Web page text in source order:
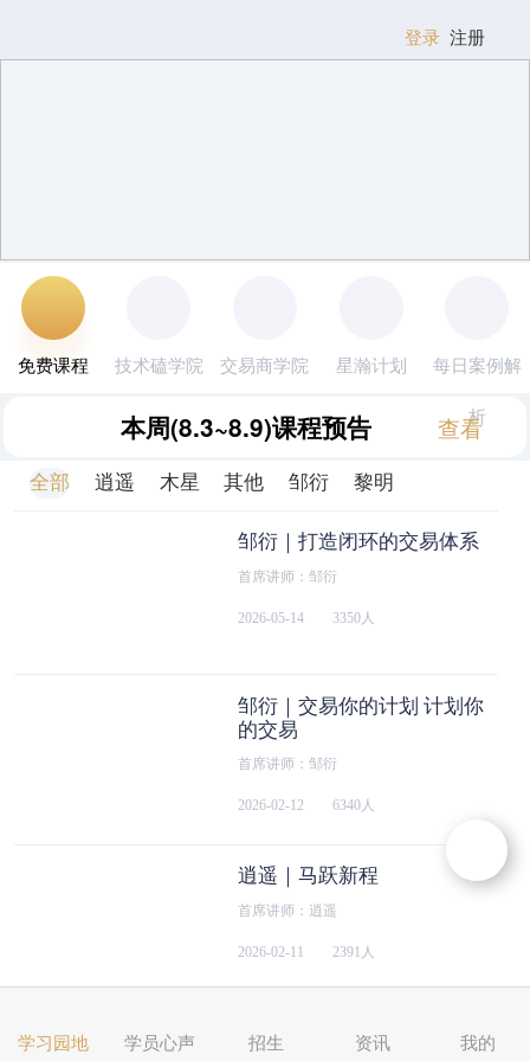
登录 注册
免费课程 技术磕学院 交易商学院 星瀚计划 每日案例解
析
本周(8.3~8.9)课程预告 查看
全部 逍遥 木星 其他 邹衍 黎明
邹衍｜打造闭环的交易体系
首席讲师：邹衍
2026-05-14 3350人
邹衍｜交易你的计划 计划你
的交易
首席讲师：邹衍
2026-02-12 6340人
逍遥｜马跃新程
首席讲师：逍遥
2026-02-11 2391人
邹衍｜拆解买点的核心逻辑
学习园地 学员心声 招生 资讯 我的